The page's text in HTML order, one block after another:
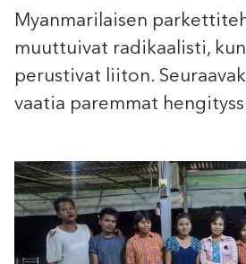
Myanmarilaisen
muuttuivat radikaalisti,
perustivat liiton.
vaatia paremmat